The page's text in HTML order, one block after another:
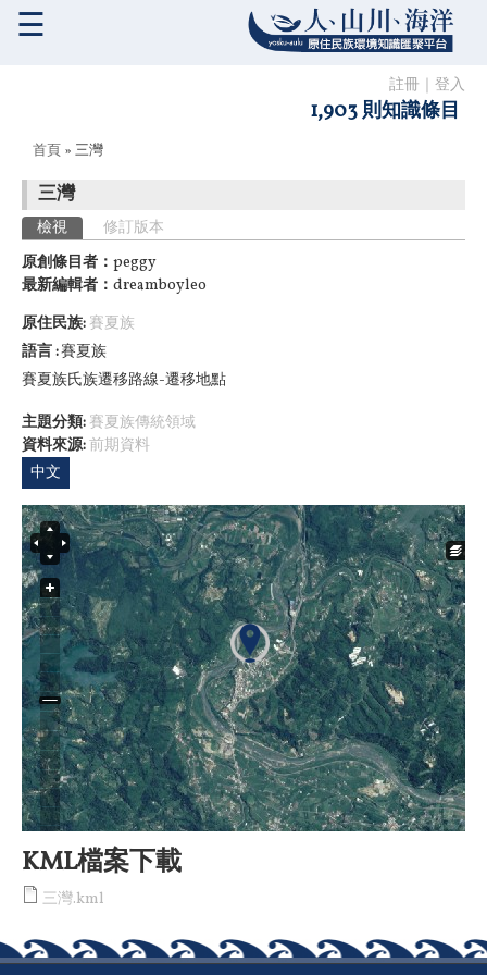
註冊 登入
1,903 則知識條目
☰
您在這裡
首頁 » 三灣
三灣
主要索引標籤
檢視 (作用中頁籤)
修訂版本
原創條目者： peggy
最新編輯者： dreamboyleo
原住民族: 賽夏族
語言 賽夏族
賽夏族氏族遷移路線-遷移地點
主題分類: 賽夏族傳統領域
資料來源:前期資料
中文
KML檔案下載
三灣.kml